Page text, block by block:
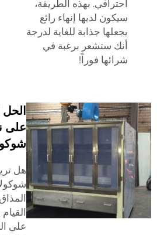
احترافي. بهذه الطريقة،
سيكون لديها إنهاء رائع
يجعلها جذابة للغاية لدرجة
أنك ستشعر برغبة في
شرائها فوراً!
على
هل
على